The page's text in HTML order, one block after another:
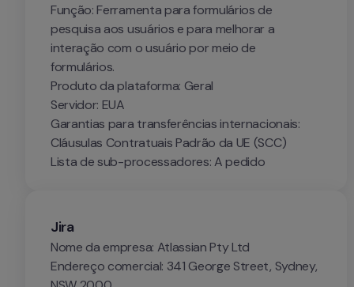
Função: Ferramenta para formulários de
pesquisa aos usuários e para melhorar a
interação com o usuário por meio de
formulários.
Produto da plataforma: Geral
Servidor: EUA
Garantias para transferências internacionais:
Cláusulas Contratuais Padrão da UE (SCC)
Lista de sub-processadores: A pedido
Jira
Nome da empresa: Atlassian Pty Ltd
Endereço comercial: 341 George Street, Sydney,